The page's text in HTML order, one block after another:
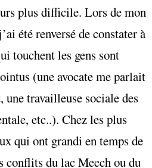
plus difficile. Lors de mon
été renversé de constater à
touchent les gens sont
(une avocate me parlait
une travailleuse sociale des
etc..). Chez les plus
qui ont grandi en temps de
conflits du lac Meech ou du